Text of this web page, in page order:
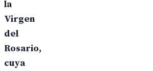
la
Virgen
del
Rosario,
cuya